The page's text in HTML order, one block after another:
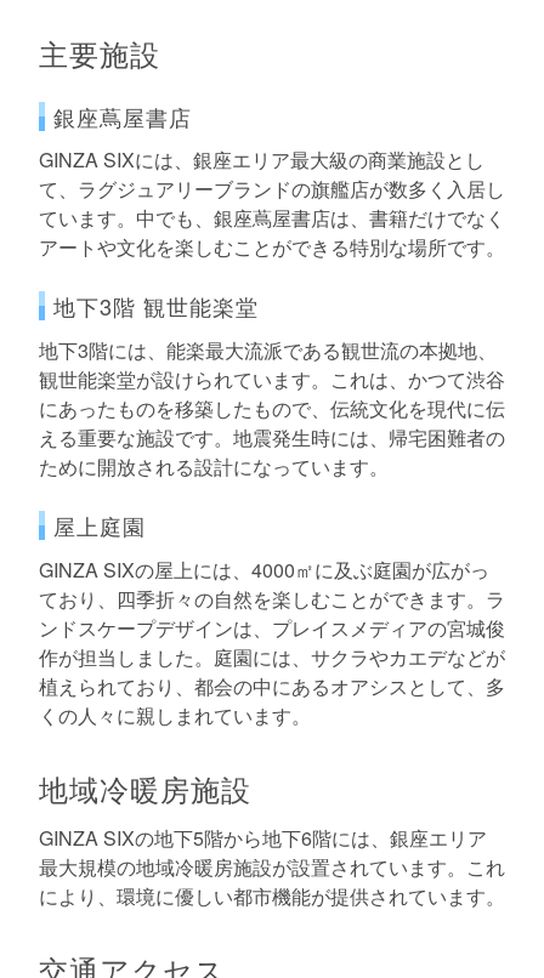
主要施設
銀座蔦屋書店
GINZA SIXには、銀座エリア最大級の商業施設とし
て、ラグジュアリーブランドの旗艦店が数多く入居し
ています。中でも、銀座蔦屋書店は、書籍だけでなく
アートや文化を楽しむことができる特別な場所です。
地下3階 観世能楽堂
地下3階には、能楽最大流派である観世流の本拠地、
観世能楽堂が設けられています。これは、かつて渋谷
にあったものを移築したもので、伝統文化を現代に伝
える重要な施設です。地震発生時には、帰宅困難者の
ために開放される設計になっています。
屋上庭園
GINZA SIXの屋上には、4000㎡に及ぶ庭園が広がっ
ており、四季折々の自然を楽しむことができます。ラ
ンドスケープデザインは、プレイスメディアの宮城俊
作が担当しました。庭園には、サクラやカエデなどが
植えられており、都会の中にあるオアシスとして、多
くの人々に親しまれています。
地域冷暖房施設
GINZA SIXの地下5階から地下6階には、銀座エリア
最大規模の地域冷暖房施設が設置されています。これ
により、環境に優しい都市機能が提供されています。
交通アクセス